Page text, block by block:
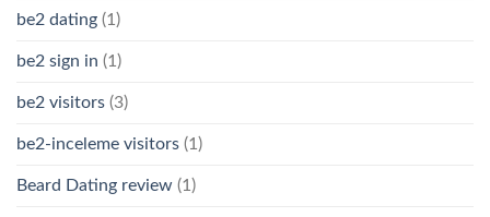
be2 dating (1)
be2 sign in (1)
be2 visitors (3)
be2-inceleme visitors (1)
Beard Dating review (1)